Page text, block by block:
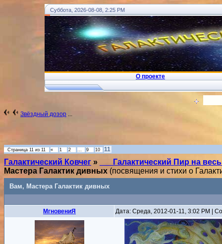
Суббота, 2026-08-08, 2:25 PM
О проекте
Вход
Звёздный дозор ...
Страница 11 из 11 « 1 2 … 9 10 11
Галактический Ковчег »
___Галактический Пир на
Мастера Галактик дивных (посвящения и стихи о
Вам, Мастера Галактик дивных
MгновениЯ Дата: Среда, 2012-01-11, 3:02 PM |